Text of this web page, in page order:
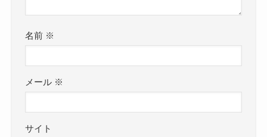
名前 ※
メール ※
サイト